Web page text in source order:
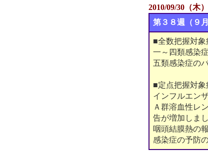
2010/09/30（木）
第３８週（９
■全数把握対象
一～四類感染
五類感染症の
■定点把握対象
インフルエン
Ａ群溶血性レ
告が増加しまし
咽頭結膜熱の
感染症の予防